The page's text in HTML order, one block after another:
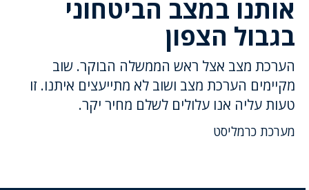
אותנו במצב הביטחוני
בגבול הצפון
הערכת מצב אצל ראש הממשלה הבוקר. שוב
מקיימים הערכת מצב ושוב לא מתייעצים איתנו. זו
טעות עליה אנו עלולים לשלם מחיר יקר.
מערכת כרמליסט